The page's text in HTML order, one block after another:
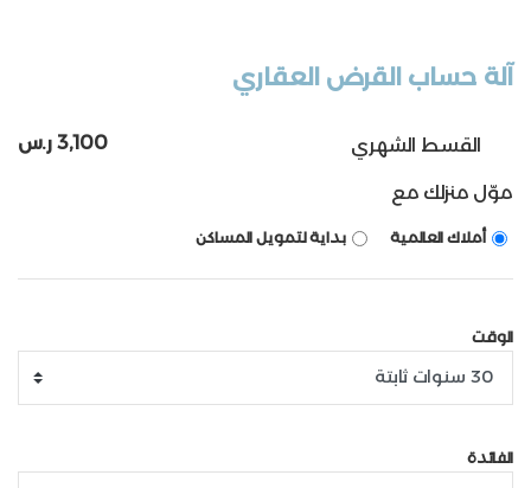
آلة حساب القرض العقاري
القسط الشهري 3,100 ر.س
موّل منزلك مع
أملاك العالمية بداية لتمويل المساكن
الوقت
الفائدة